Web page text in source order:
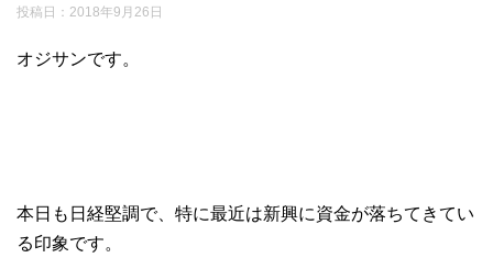
投稿日： 2018年9月26日
オジサンです。
本日も日経堅調で、特に最近は新興に資金が落ちてきてい
る印象です。